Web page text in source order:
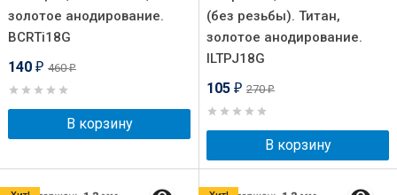
золотое анодирование.
BCRTi18G
140 ₽ 460₽
В корзину
(без резьбы). Титан,
золотое анодирование.
ILTPJ18G
105 ₽ 270₽
В корзину